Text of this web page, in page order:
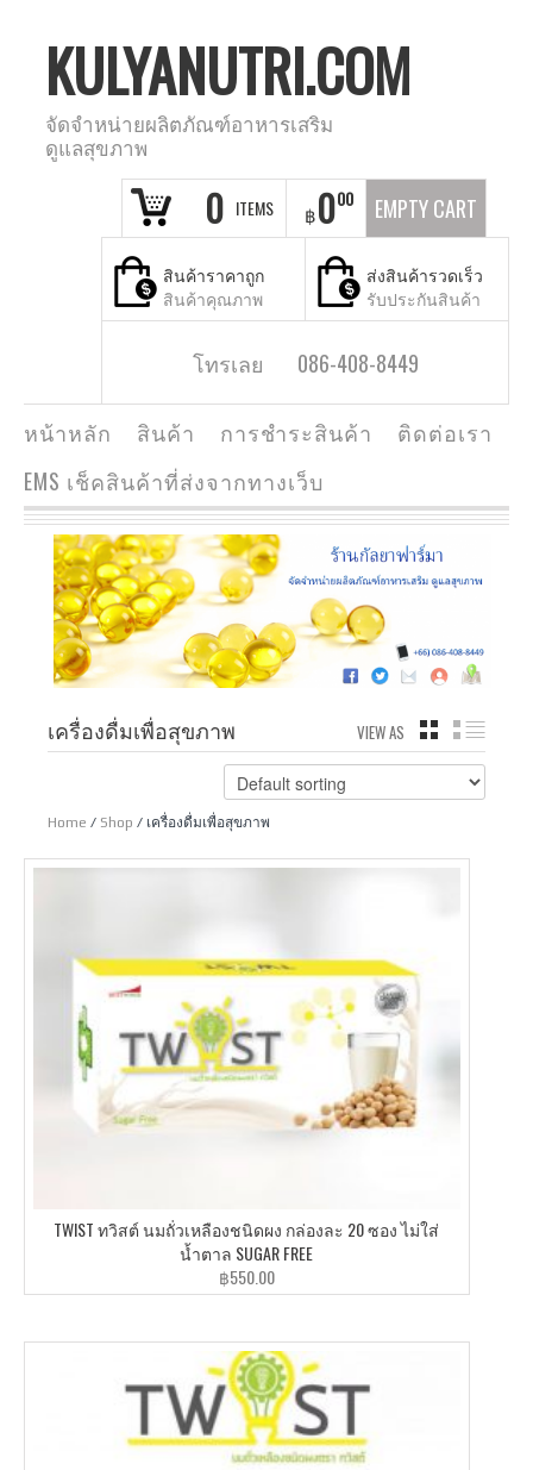
KULYANUTRI.COM
จัดจำหน่ายผลิตภัณฑ์อาหารเสริม
ดูแลสุขภาพ
0 ITEMS ฿000 EMPTY CART
สินค้าราคาถูก
สินค้าคุณภาพ
ส่งสินค้ารวดเร็ว
รับประกันสินค้า
โทรเลย 086-408-8449
หน้าหลัก สินค้า การชำระสินค้า
ติดต่อเรา
EMS เช็คสินค้าที่ส่งจากทางเว็บ
เครื่องดื่มเพื่อสุขภาพ VIEW AS GRID
Home / Shop / เครื่องดื่มเพื่อสุขภาพ
TWIST ทวิสต์ นมถั่วเหลืองชนิดผง กล่องละ 20 ซอง ไม่ใส่
น้ำตาล SUGAR FREE
฿550.00